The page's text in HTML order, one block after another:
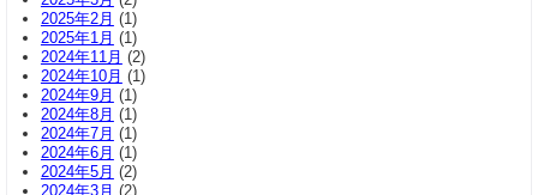
2025年2月 (1)
2025年1月 (1)
2024年11月 (2)
2024年10月 (1)
2024年9月 (1)
2024年8月 (1)
2024年7月 (1)
2024年6月 (1)
2024年5月 (2)
2024年3月 (2)